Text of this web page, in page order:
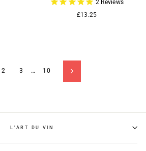
2 Reviews
£13.25
2 3 … 10 Next
L'ART DU VIN